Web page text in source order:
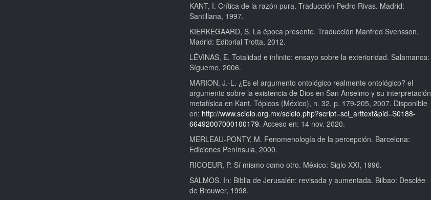
KANT, I. Crítica de la razón pura. Traducción Pedro Rivas. Madrid:
Santillana, 1997.
KIERKEGAARD, S. La época presente. Traducción Manfred Svensson.
Madrid: Editorial Trotta, 2012.
LÉVINAS, E. Totalidad e infinito: ensayo sobre la exterioridad. Salamanca:
Sígueme, 2006.
MARION, J.-L. ¿Es el argumento ontológico realmente ontológico? el
argumento sobre la existencia de Dios en San Anselmo y su interpretación
metafísica en Kant. Tópicos (México), n. 32, p. 179-205, 2007. Disponible
en: http://www.scielo.org.mx/scielo.php?script=sci_arttext&pid=S0188-
66492007000100179. Acceso en: 14 nov. 2020.
MERLEAU-PONTY, M. Fenomenología de la percepción. Barcelona:
Ediciones Península, 2000.
RICOEUR, P. Sí mismo como otro. México: Siglo XXI, 1996.
SALMOS. In: Biblia de Jerusalén: revisada y aumentada. Bilbao: Desclée
de Brouwer, 1998.